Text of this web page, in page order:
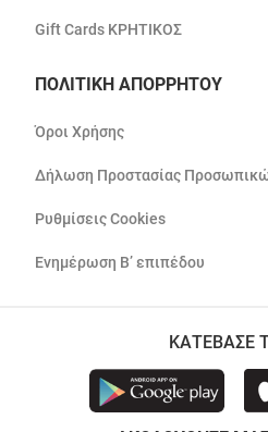
Gift Cards ΚΡΗΤΙΚΟΣ
ΠΟΛΙΤΙΚΗ ΑΠΟΡΡΗΤΟΥ
Όροι Χρήσης
Δήλωση Προστασίας
Ρυθμίσεις Cookies
Ενημέρωση Β’ επιπέδου
ΚΑΤΕΒΑΣΕ